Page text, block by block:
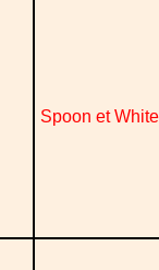
Spoon et White